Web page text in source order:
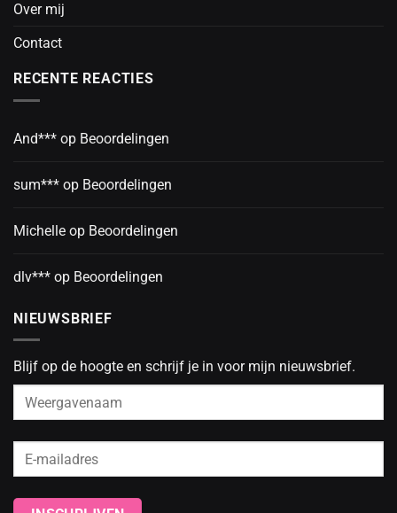
Over mij
Contact
RECENTE REACTIES
And*** op Beoordelingen
sum*** op Beoordelingen
Michelle op Beoordelingen
dlv*** op Beoordelingen
NIEUWSBRIEF
Blijf op de hoogte en schrijf je in voor mijn nieuwsbrief.